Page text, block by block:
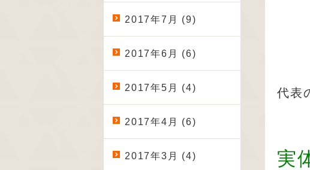
代表
実
2017年7月 (9)
2017年6月 (6)
2017年5月 (4)
2017年4月 (6)
2017年3月 (4)